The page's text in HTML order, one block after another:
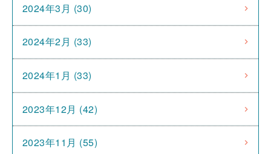
2024年3月 (30)
2024年2月 (33)
2024年1月 (33)
2023年12月 (42)
2023年11月 (55)